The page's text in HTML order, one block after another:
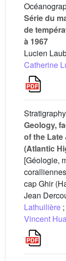
Série du
de
à 1967
Lucien
Catherine
Geology,
of the Late
(Atlantic
[Géologie,
cap Ghir
Jean
Lathuilière ;
Vincent